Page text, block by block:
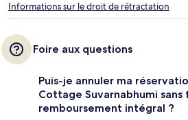
Informations sur le droit de rétractation
Foire aux questions
Puis-je annuler ma
Cottage Suvarnabhumi
remboursement intégral ?